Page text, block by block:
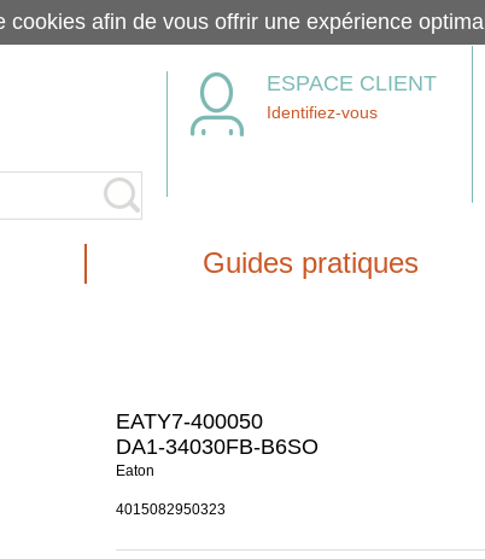
ESPACE CLIENT
Identifiez-vous
Guides pratiques
EATY7-400050
DA1-34030FB-B6SO
Eaton
4015082950323
cookies afin de vous offrir une expérience